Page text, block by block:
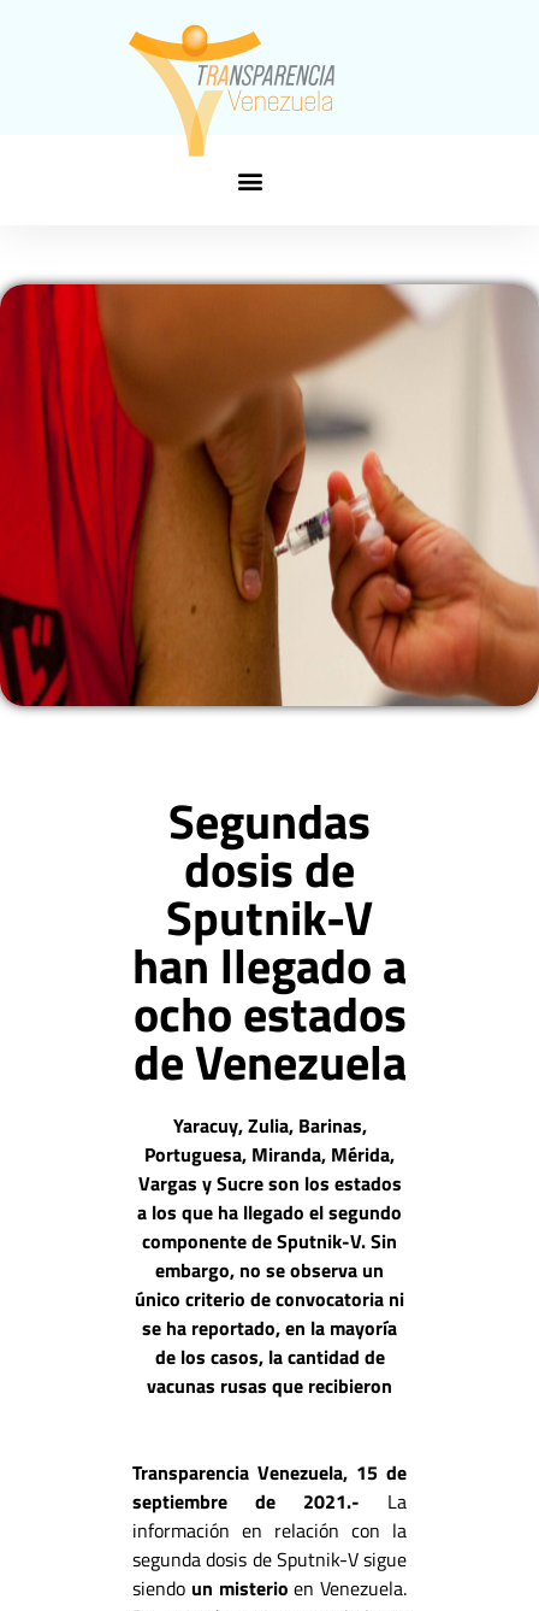
Segundas
dosis de
Sputnik-V
han llegado a
ocho estados
de Venezuela
Yaracuy, Zulia, Barinas,
Portuguesa, Miranda, Mérida,
Vargas y Sucre son los estados
a los que ha llegado el segundo
componente de Sputnik-V. Sin
embargo, no se observa un
único criterio de convocatoria ni
se ha reportado, en la mayoría
de los casos, la cantidad de
vacunas rusas que recibieron
Transparencia Venezuela, 15 de
septiembre de 2021.-
La
información en relación con la
segunda dosis de Sputnik-V sigue
siendo un misterio en Venezuela.